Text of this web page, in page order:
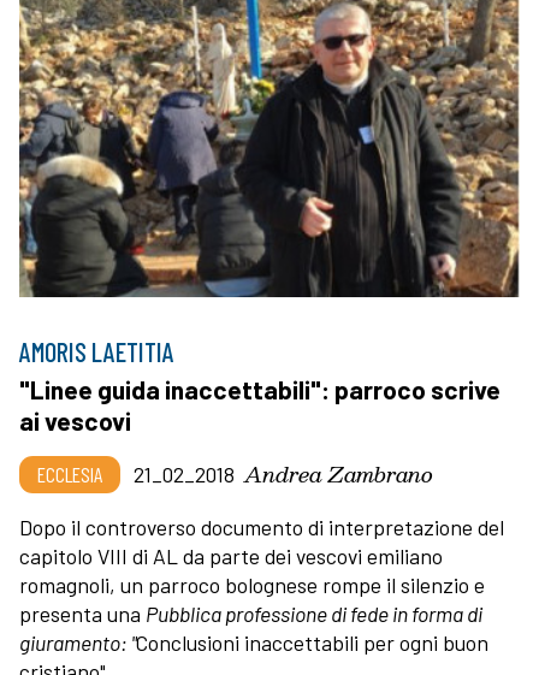
AMORIS LAETITIA
"Linee guida inaccettabili": parroco scrive
ai vescovi
ECCLESIA 21_02_2018 Andrea Zambrano
Dopo il controverso documento di interpretazione del
capitolo VIII di AL da parte dei vescovi emiliano
romagnoli, un parroco bolognese rompe il silenzio e
presenta una Pubblica professione di fede in forma di
giuramento: "Conclusioni inaccettabili per ogni buon